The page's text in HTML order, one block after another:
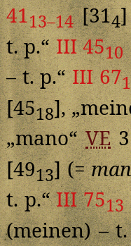
4113–14[314
t. p.“III 4510
– t. p.“III 67
[4518],
„mano“VE
[4913] (=
t. p.“III 7513
(meinen) –